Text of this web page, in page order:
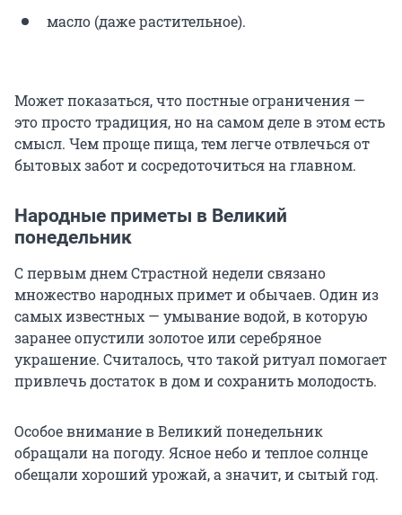
масло (даже растительное).
Может показаться, что постные ограничения —
это просто традиция, но на самом деле в этом есть
смысл. Чем проще пища, тем легче отвлечься от
бытовых забот и сосредоточиться на главном.
Народные приметы в Великий
понедельник
С первым днем Страстной недели связано
множество народных примет и обычаев. Один из
самых известных — умывание водой, в которую
заранее опустили золотое или серебряное
украшение. Считалось, что такой ритуал помогает
привлечь достаток в дом и сохранить молодость.
Особое внимание в Великий понедельник
обращали на погоду. Ясное небо и теплое солнце
обещали хороший урожай, а значит, и сытый год.